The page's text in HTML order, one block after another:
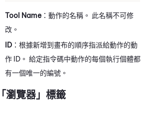
Tool Name ：動作的名稱。 此名稱不可修
改。
ID ：根據新增到畫布的順序指派給動作的動
作 ID。 給定指令碼中動作的每個執行個體都
有一個唯一的編號。
「瀏覽器」標籤